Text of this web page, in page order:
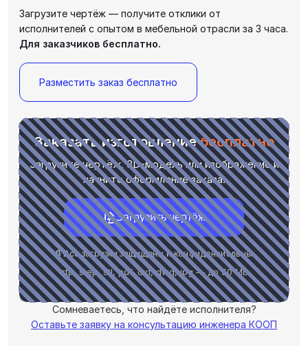
Загрузите чертёж — получите отклики от
исполнителей с опытом в мебельной отрасли за 3 часа.
Для заказчиков бесплатно.
Разместить заказ бесплатно
Загрузить чертёж или 3D-модель
Заказать изготовлениебесплатно
Загрузите чертёж, 3D-модель или изображение и
начните оформление заказа.
Загрузить чертёж
🔒 Все загрузки защищены и конфиденциальны
stp, step, stl, pdf, dxf, dwg, jpg — до 50 МБ
Сомневаетесь, что найдёте исполнителя?
Оставьте заявку на консультацию инженера КООП